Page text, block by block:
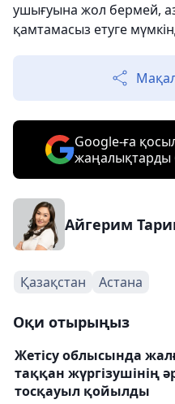
ушығуына жол бермей,
қамтамасыз етуге
Google-ға
жаңалықтарды
Айгерим
Қазақстан Астана
Оқи отырыңыз
Жетісу облысында
таққан жүргізушінің
тосқауыл қойылды